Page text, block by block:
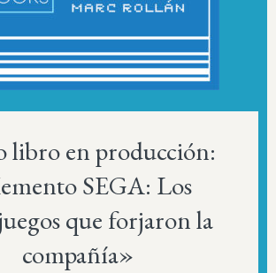
libro en producción:
SEGA: Los
que forjaron la
compañía»